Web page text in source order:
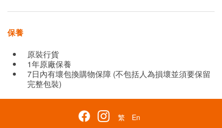
保養
原裝行貨
1年原廠保養
7日內有壞包換購物保障 (不包括人為損壞並須要保留
完整包裝)
繁 En